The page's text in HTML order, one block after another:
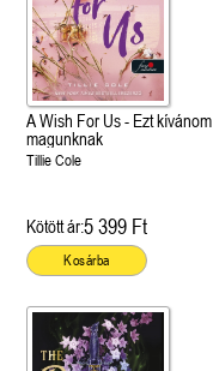
A Wish For Us - Ezt kívánom
magunknak
Tillie Cole
Kötött ár:5 399 Ft
Kosárba